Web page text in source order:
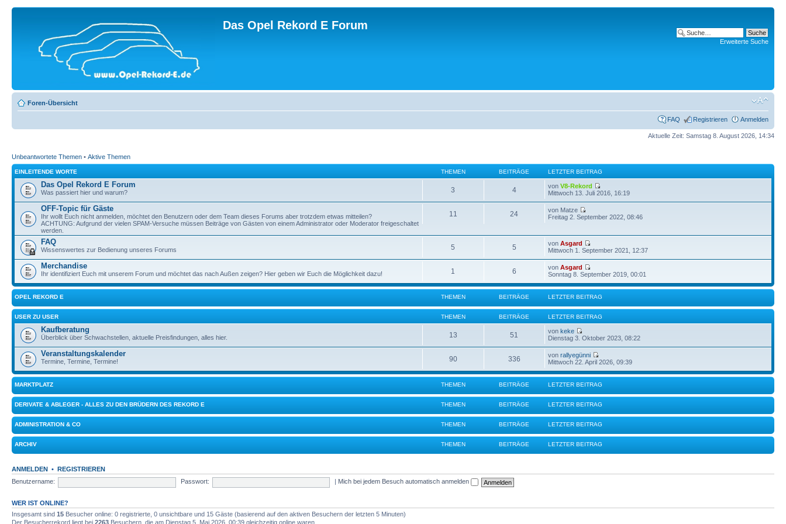
Das Opel Rekord E Forum
Erweiterte Suche
Foren-Übersicht
FAQ Registrieren Anmelden
Aktuelle Zeit: Samstag 8. August 2026, 14:34
Unbeantwortete Themen • Aktive Themen
EINLEITENDE WORTE THEMEN BEITRÄGE LETZTER BEITRAG
Das Opel Rekord E Forum
Was passiert hier und warum? 3 4 vonV8-Rekord
Mittwoch 13. Juli 2016, 16:19
OFF-Topic für Gäste
Ihr wollt Euch nicht anmelden, möchtet den Benutzern oder dem Team dieses Forums aber trotzdem etwas mitteilen?
ACHTUNG: Aufgrund der vielen SPAM-Versuche müssen Beiträge von Gästen von einem Administrator oder Moderator freigeschaltet
werden.
11 24
von Matze
Freitag 2. September 2022, 08:46
FAQ
Wissenswertes zur Bedienung unseres Forums 5 5 vonAsgard
Mittwoch 1. September 2021, 12:37
Merchandise
Ihr identifiziert Euch mit unserem Forum und möchtet das nach Außen zeigen? Hier geben wir Euch die Möglichkeit dazu! 1 6 vonAsgard
Sonntag 8. September 2019, 00:01
OPEL REKORD E THEMEN BEITRÄGE LETZTER BEITRAG
USER ZU USER THEMEN BEITRÄGE LETZTER BEITRAG
Kaufberatung
Überblick über Schwachstellen, aktuelle Preisfindungen, alles hier. 13 51 vonkeke
Dienstag 3. Oktober 2023, 08:22
Veranstaltungskalender
Termine, Termine, Termine! 90 336 vonrallyegünni
Mittwoch 22. April 2026, 09:39
MARKTPLATZ THEMEN BEITRÄGE LETZTER BEITRAG
DERIVATE & ABLEGER - ALLES ZU DEN BRÜDERN DES REKORD E THEMEN BEITRÄGE LETZTER BEITRAG
ADMINISTRATION & CO THEMEN BEITRÄGE LETZTER BEITRAG
ARCHIV THEMEN BEITRÄGE LETZTER BEITRAG
ANMELDEN • REGISTRIEREN
Benutzername:
Passwort: Mich bei jedem Besuch automatisch anmelden
WER IST ONLINE?
Insgesamt sind 15 Besucher online: 0 registrierte, 0 unsichtbare und 15 Gäste (basierend auf den aktiven Besuchern der letzten 5 Minuten)
Der Besucherrekord liegt bei 2263 Besuchern, die am Dienstag 5. Mai 2026, 00:39 gleichzeitig online waren.